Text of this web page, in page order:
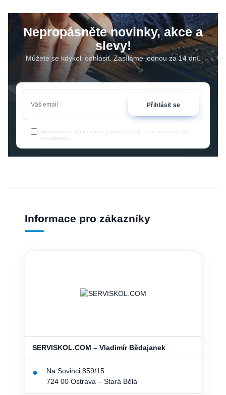
Nepropásněte novinky, akce a
slevy!
Můžete se kdykoli odhlásit. Zasíláme jednou za 14 dní.
Přihlásit se
Souhlasím se zpracováním osobních údajů za účelem rozesílky
newsletteru.
Informace pro zákazníky
SERVISKOL.COM – Vladimír Bědajanek
●
Na Sovinci 859/15
724 00 Ostrava – Stará Bělá